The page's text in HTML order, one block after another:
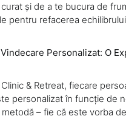
curat și de a te bucura de
pentru refacerea
Personalizat: O
Clinic & Retreat, fiecare
personalizat în funcție de
metodă – fie că este vorba